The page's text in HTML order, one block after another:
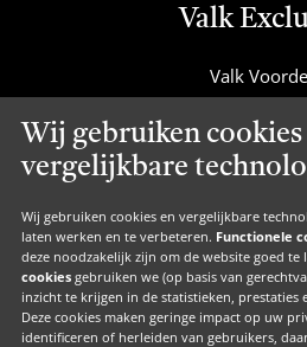
Wij gebruiken cookies
vergelijkbare
Wij gebruiken cookies en vergelijkbare
laten werken en te verbeteren. Functionele
deze noodzakelijk zijn om de website goed
cookies gebruiken we (op basis van
inzicht te krijgen in de statistieken, prestaties
Deze cookies maken geringe impact op uw
identificeren of herleiden van gebruikers,
Valk
Valk
Valk Suites
Valk Jobs
Valk Exclusief
Valk Voor
Valk Exclusief
MVO